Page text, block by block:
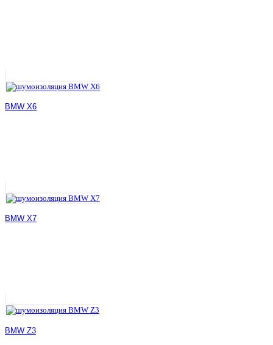
BMW X6
BMW X7
BMW Z3